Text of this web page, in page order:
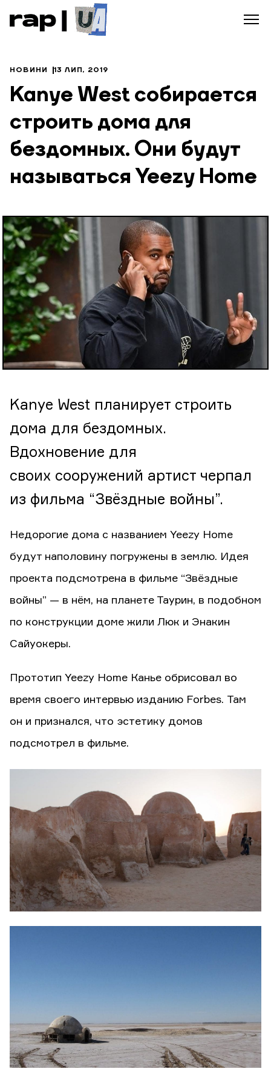
НОВИНИ 13 ЛИП, 2019
Kanye West собирается
строить дома для
бездомных. Они будут
называться Yeezy Home
Kanye West планирует строить
дома для бездомных.
Вдохновение для
своих сооружений артист черпал
из фильма “Звёздные войны”.
Недорогие дома с названием Yeezy Home
будут наполовину погружены в землю. Идея
проекта подсмотрена в фильме “Звёздные
войны” — в нём, на планете Таурин, в подобном
по конструкции доме жили Люк и Энакин
Сайуокеры.
Прототип Yeezy Home Канье обрисовал во
время своего интервью изданию Forbes. Там
он и признался, что эстетику домов
подсмотрел в фильме.